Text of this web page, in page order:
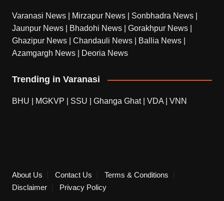
Varanasi News Mirzapur News Sonbhadra News
Jaunpur News
Bhadohi News Gorakhpur News
Ghazipur News
Chandauli News Ballia News
Azamgargh News
Deoria News
Trending in Varanasi
BHU MGKVP SSU Ghanga Ghat| VDA VNN
About Us Contact Us
Terms & Conditions
Disclaimer
Privacy Policy